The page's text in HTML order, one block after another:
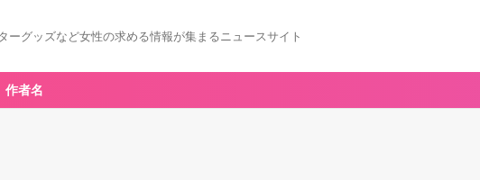
ーグッズなど女性の求める情報が集まるニュースサイト
作者名